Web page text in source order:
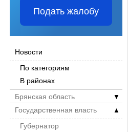
Подать жалобу
Новости
По категориям
В районах
▼
Брянская область
▲
Государственная власть
Губернатор